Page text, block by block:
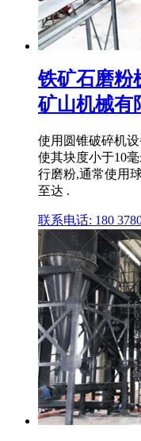
铁矿石磨粉
矿山机械有
使用圆锥破碎机
使其块度小于10
行磨粉,通常使用
至达 .
联系电话: 180